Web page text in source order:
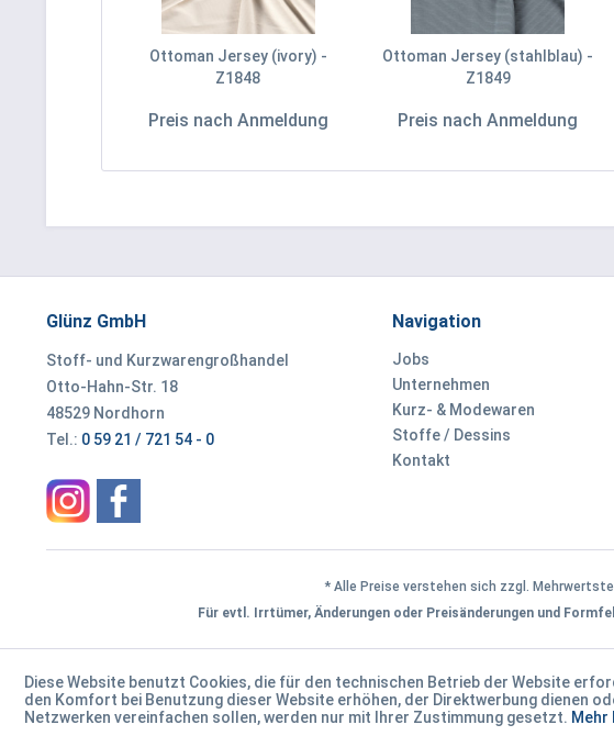
Ottoman Jersey (ivory) -
Z1848
Preis nach Anmeldung
Ottoman Jersey (stahlblau) -
Z1849
Preis nach Anmeldung
Glünz GmbH
Stoff- und Kurzwarengroßhandel
Otto-Hahn-Str. 18
48529 Nordhorn
Tel.: 0 59 21 / 721 54 - 0
Navigation
Jobs
Unternehmen
Kurz- & Modewaren
Stoffe / Dessins
Kontakt
* Alle Preise verstehen sich zzgl.
Für evtl. Irrtümer, Änderungen oder Preisänderungen und
Diese Website benutzt Cookies, die für den technischen Betrieb der Website
den Komfort bei Benutzung dieser Website erhöhen, der Direktwerbung dienen
Netzwerken vereinfachen sollen, werden nur mit Ihrer Zustimmung gesetzt. Mehr